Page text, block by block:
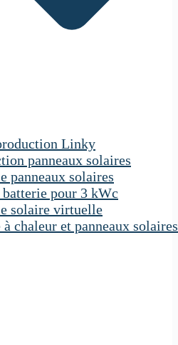
Linky
panneaux solaires
panneaux solaires
pour 3 kWc
solaire virtuelle
à chaleur et panneaux solaires